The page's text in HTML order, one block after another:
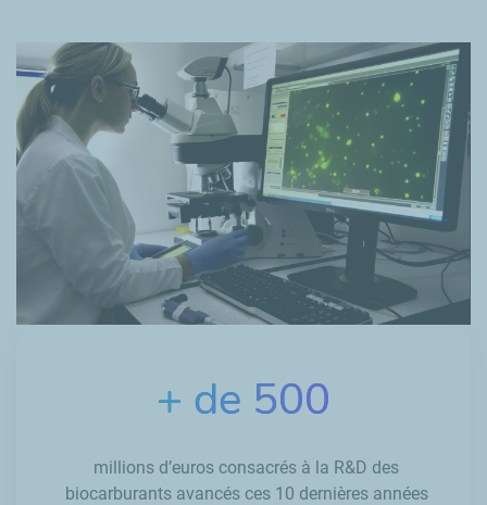
+ de 500
millions d’euros consacrés à la R&D des
biocarburants avancés ces 10 dernières années